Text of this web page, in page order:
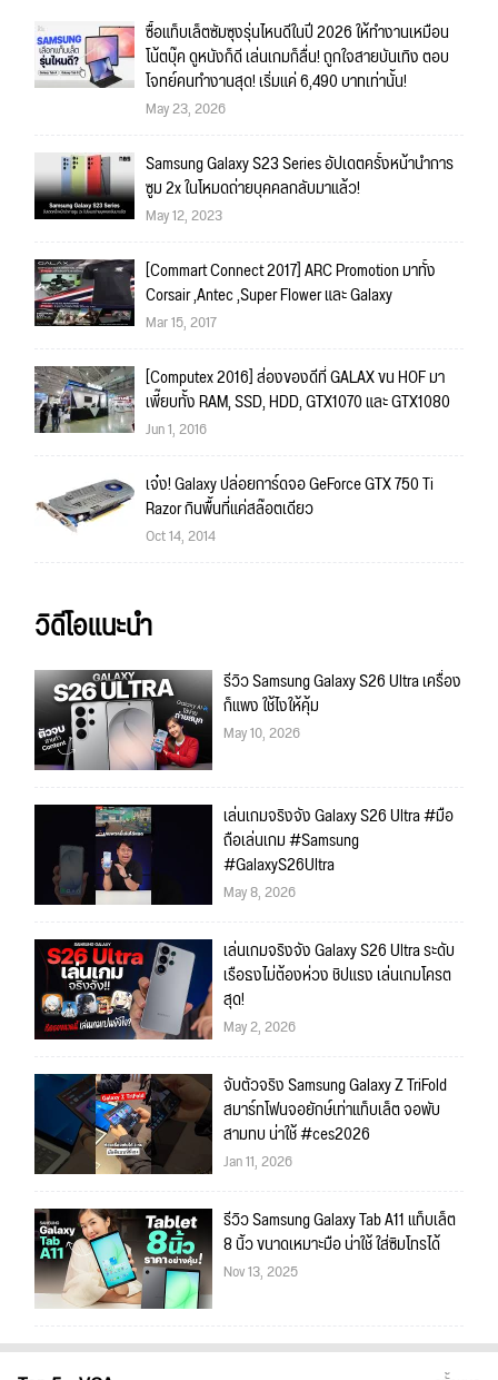
ซื้อแท็บเล็ตซัมซุงรุ่นไหนดีในปี 2026 ให้ทำงานเหมือน
โน้ตบุ๊ค ดูหนังก็ดี เล่นเกมก็ลื่น! ถูกใจสายบันเทิง ตอบ
โจทย์คนทำงานสุด! เริ่มแค่ 6,490 บาทเท่านั้น!
May 23, 2026
Samsung Galaxy S23 Series อัปเดตครั้งหน้านำการ
ซูม 2x ในโหมดถ่ายบุคคลกลับมาแล้ว!
May 12, 2023
[Commart Connect 2017] ARC Promotion มาทั้ง
Corsair ,Antec ,Super Flower และ Galaxy
Mar 15, 2017
[Computex 2016] ส่องของดีที่ GALAX ขน HOF มา
เพี๊ยบทั้ง RAM, SSD, HDD, GTX1070 และ GTX1080
Jun 1, 2016
เจ๋ง! Galaxy ปล่อยการ์ดจอ GeForce GTX 750 Ti
Razor กินพื้นที่แค่สล๊อตเดียว
Oct 14, 2014
วิดีโอแนะนำ
รีวิว Samsung Galaxy S26 Ultra เครื่อง
ก็แพง ใช้ไงให้คุ้ม
May 10, 2026
เล่นเกมจริงจัง Galaxy S26 Ultra #มือ
ถือเล่นเกม #Samsung
#GalaxyS26Ultra
May 8, 2026
เล่นเกมจริงจัง Galaxy S26 Ultra ระดับ
เรือธงไม่ต้องห่วง ชิปแรง เล่นเกมโครต
สุด!
May 2, 2026
จับตัวจริง Samsung Galaxy Z TriFold
สมาร์ทโฟนจอยักษ์เท่าแท็บเล็ต จอพับ
สามทบ น่าใช้ #ces2026
Jan 11, 2026
รีวิว Samsung Galaxy Tab A11 แท็บเล็ต
8 นิ้ว ขนาดเหมาะมือ น่าใช้ ใส่ซิมโทรได้
Nov 13, 2025